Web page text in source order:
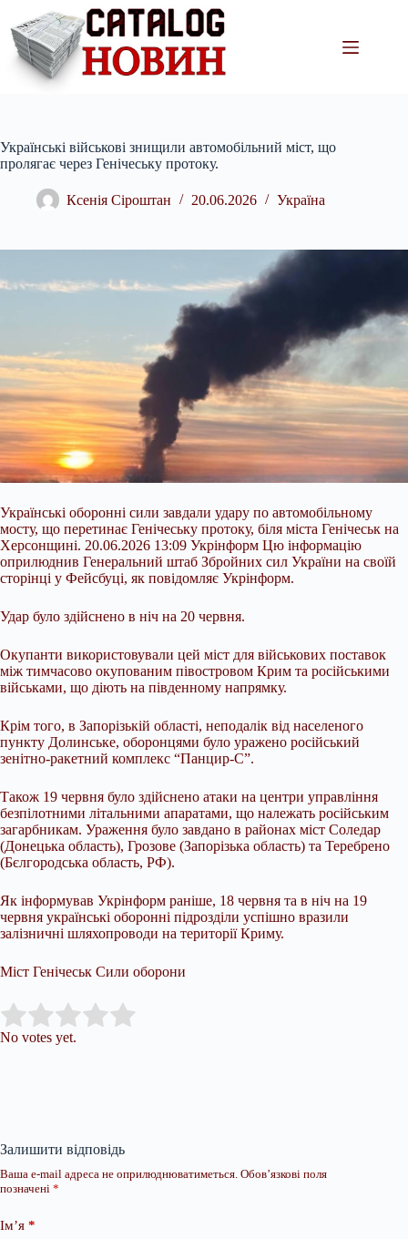
вмісту
Українські військові знищили автомобільний міст, що
пролягає через Генічеську протоку.
Ксенія Сіроштан 20.06.2026 Україна
Українські оборонні сили завдали удару по автомобільному
мосту, що перетинає Генічеську протоку, біля міста Генічеськ на
Херсонщині. 20.06.2026 13:09 Укрінформ Цю інформацію
оприлюднив Генеральний штаб Збройних сил України на своїй
сторінці у Фейсбуці, як повідомляє Укрінформ.
Удар було здійснено в ніч на 20 червня.
Окупанти використовували цей міст для військових поставок
між тимчасово окупованим півостровом Крим та російськими
військами, що діють на південному напрямку.
Крім того, в Запорізькій області, неподалік від населеного
пункту Долинське, оборонцями було уражено російський
зенітно-ракетний комплекс “Панцир-С”.
Також 19 червня було здійснено атаки на центри управління
безпілотними літальними апаратами, що належать російським
загарбникам. Ураження було завдано в районах міст Соледар
(Донецька область), Грозове (Запорізька область) та Теребрено
(Бєлгородська область, РФ).
Як інформував Укрінформ раніше, 18 червня та в ніч на 19
червня українські оборонні підрозділи успішно вразили
залізничні шляхопроводи на території Криму.
Міст Генічеськ Сили оборони
Rate this item:
No votes yet.
Залишити відповідь
Ваша e-mail адреса не оприлюднюватиметься. Обов’язкові поля
позначені *
Ім’я *